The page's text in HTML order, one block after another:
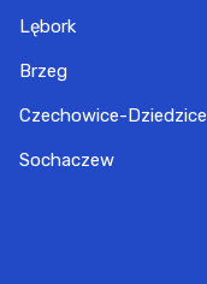
Lębork
Brzeg
Czechowice-Dziedzice
Sochaczew